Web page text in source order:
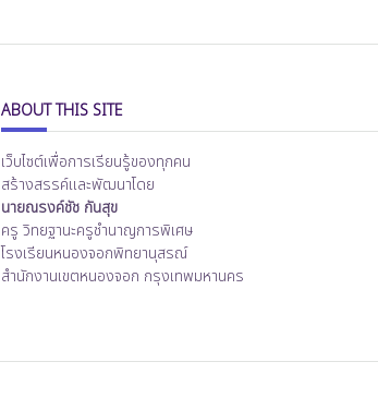
ABOUT THIS SITE
เว็บไซต์เพื่อการเรียนรู้ของทุกคน
สร้างสรรค์และพัฒนาโดย
นายณรงค์ชัช กันสุข
ครู วิทยฐานะครูชำนาญการพิเศษ
โรงเรียนหนองจอกพิทยานุสรณ์
สำนักงานเขตหนองจอก กรุงเทพมหานคร